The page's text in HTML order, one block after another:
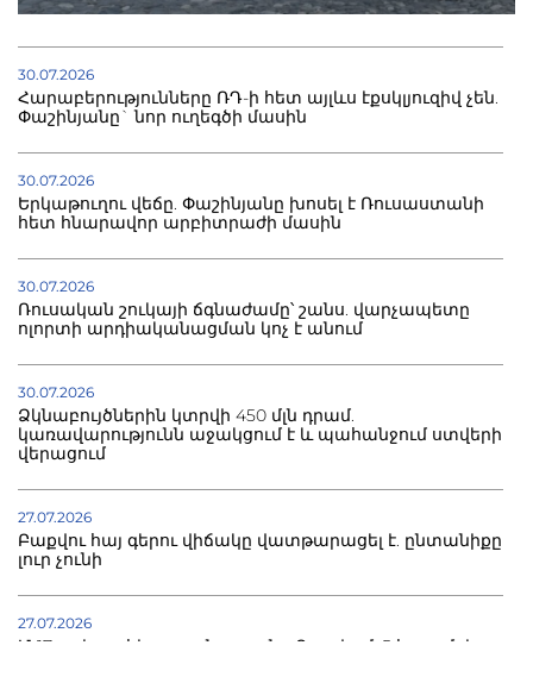
30.07.2026
Հարաբերությունները ՌԴ-ի հետ այլևս էքսկլյուզիվ չեն.
Փաշինյանը` նոր ուղեգծի մասին
30.07.2026
Երկաթուղու վեճը. Փաշինյանը խոսել է Ռուսաստանի
հետ հնարավոր արբիտրաժի մասին
30.07.2026
Ռուսական շուկայի ճգնաժամը՝ շանս. վարչապետը
ոլորտի արդիականացման կոչ է անում
30.07.2026
Ձկնաբույծներին կտրվի 450 մլն դրամ.
կառավարությունն աջակցում է և պահանջում ստվերի
վերացում
27.07.2026
Բաքվու հայ գերու վիճակը վատթարացել է. ընտանիքը
լուր չունի
27.07.2026
Մ-17 աշխարհի առաջնությունը Բաքվում. 5 հայ ըմբիշ